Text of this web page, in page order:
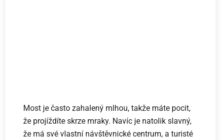
Most je často zahalený mlhou, takže máte pocit,
že projíždíte skrze mraky. Navíc je natolik slavný,
že má své vlastní návštěvnické centrum, a turisté